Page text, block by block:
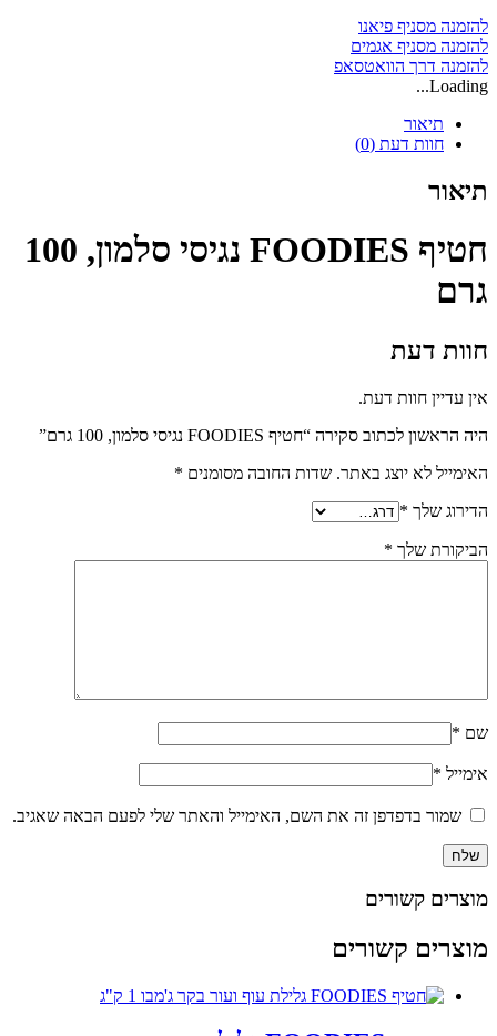
גרם
להזמנה מסניף פיאנו
להזמנה מסניף אגמים
להזמנה דרך הוואטסאפ
Loading...
תיאור
חוות דעת (0)
תיאור
חטיף FOODIES נגיסי סלמון, 100
גרם
חוות דעת
אין עדיין חוות דעת.
היה הראשון לכתוב סקירה “חטיף FOODIES נגיסי סלמון, 100 גרם”
האימייל לא יוצג באתר. שדות החובה מסומנים *
הדירוג שלך *
הביקורת שלך *
שם *
אימייל *
שמור בדפדפן זה את השם, האימייל והאתר שלי לפעם הבאה שאגיב.
מוצרים קשורים
מוצרים קשורים